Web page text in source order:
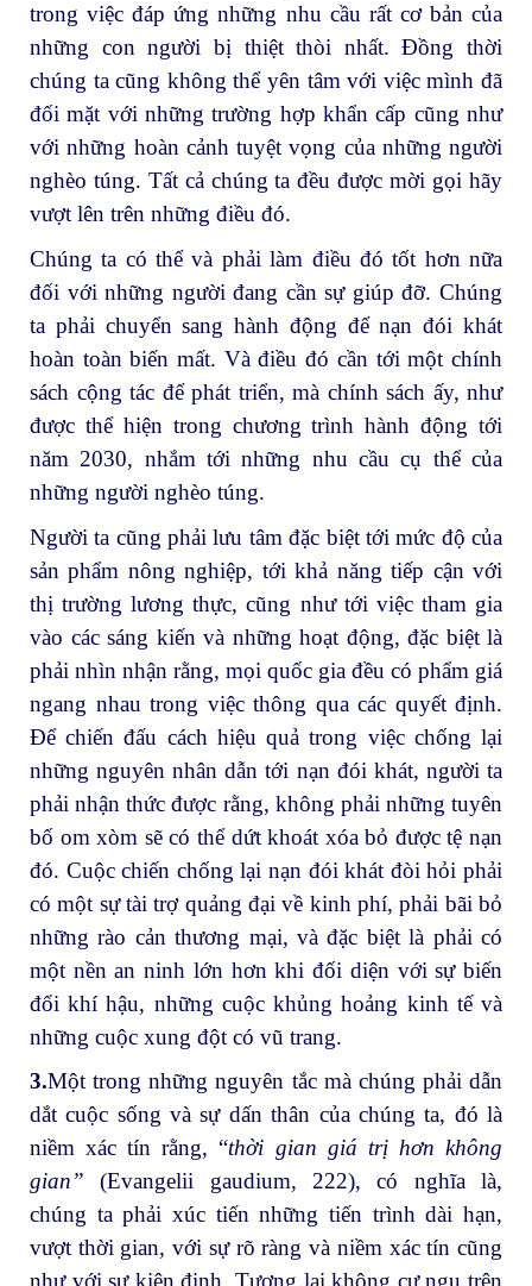
trong việc đáp ứng những nhu cầu rất cơ bản của
những con người bị thiệt thòi nhất. Đồng thời
chúng ta cũng không thể yên tâm với việc mình đã
đối mặt với những trường hợp khẩn cấp cũng như
với những hoàn cảnh tuyệt vọng của những người
nghèo túng. Tất cả chúng ta đều được mời gọi hãy
vượt lên trên những điều đó.
Chúng ta có thể và phải làm điều đó tốt hơn nữa
đối với những người đang cần sự giúp đỡ. Chúng
ta phải chuyển sang hành động để nạn đói khát
hoàn toàn biến mất. Và điều đó cần tới một chính
sách cộng tác để phát triển, mà chính sách ấy, như
được thể hiện trong chương trình hành động tới
năm 2030, nhắm tới những nhu cầu cụ thể của
những người nghèo túng.
Người ta cũng phải lưu tâm đặc biệt tới mức độ của
sản phẩm nông nghiệp, tới khả năng tiếp cận với
thị trường lương thực, cũng như tới việc tham gia
vào các sáng kiến và những hoạt động, đặc biệt là
phải nhìn nhận rằng, mọi quốc gia đều có phẩm giá
ngang nhau trong việc thông qua các quyết định.
Để chiến đấu cách hiệu quả trong việc chống lại
những nguyên nhân dẫn tới nạn đói khát, người ta
phải nhận thức được rằng, không phải những tuyên
bố om xòm sẽ có thể dứt khoát xóa bỏ được tệ nạn
đó. Cuộc chiến chống lại nạn đói khát đòi hỏi phải
có một sự tài trợ quảng đại về kinh phí, phải bãi bỏ
những rào cản thương mại, và đặc biệt là phải có
một nền an ninh lớn hơn khi đối diện với sự biến
đổi khí hậu, những cuộc khủng hoảng kinh tế và
những cuộc xung đột có vũ trang.
3.Một trong những nguyên tắc mà chúng phải dẫn
dắt cuộc sống và sự dấn thân của chúng ta, đó là
niềm xác tín rằng, “thời gian giá trị hơn không
gian” (Evangelii gaudium, 222), có nghĩa là,
chúng ta phải xúc tiến những tiến trình dài hạn,
vượt thời gian, với sự rõ ràng và niềm xác tín cũng